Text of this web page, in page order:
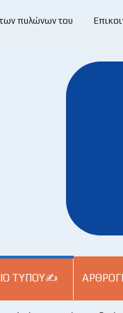
πυλώνων του
ΤΎΠΟΥ✍